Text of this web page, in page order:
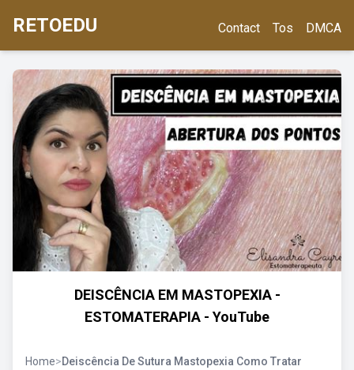
RETOEDU Contact Tos DMCA
DEISCÊNCIA EM MASTOPEXIA -
ESTOMATERAPIA - YouTube
Home>Deiscência De Sutura Mastopexia Como Tratar